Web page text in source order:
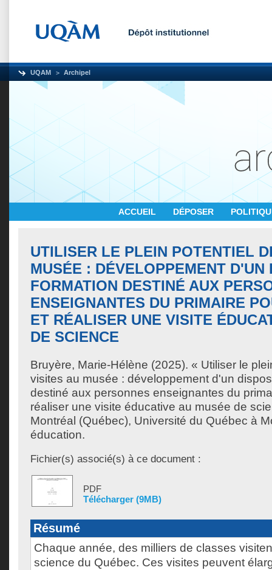
UQAM Archipel
ACCUEIL DÉPOSER
UTILISER LE PLEIN POTENTIEL
MUSÉE : DÉVELOPPEMENT D'UN
FORMATION DESTINÉ AUX
ENSEIGNANTES DU PRIMAIRE
ET RÉALISER UNE VISITE
DE SCIENCE
Bruyère, Marie-Hélène (2025). « Utiliser le
visites au musée : développement d'un
destiné aux personnes enseignantes du
réaliser une visite éducative au musée de
Montréal (Québec), Université du Québec à
éducation.
Fichier(s) associé(s) à ce document :
PDF
Télécharger (9MB)
Résumé
Chaque année, des milliers de classes
science du Québec. Ces visites peuvent